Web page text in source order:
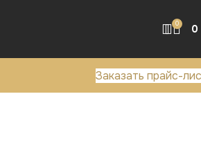
0 0
Заказать прайс-